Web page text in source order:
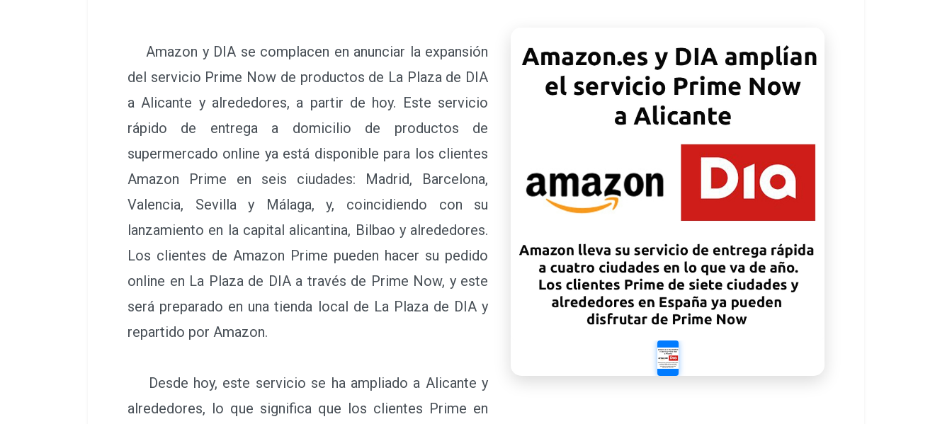
Amazon y DIA se complacen en anunciar la expansión
del servicio Prime Now de productos de La Plaza de DIA
a Alicante y alrededores, a partir de hoy. Este servicio
rápido de entrega a domicilio de productos de
supermercado online ya está disponible para los clientes
Amazon Prime en seis ciudades: Madrid, Barcelona,
Valencia, Sevilla y Málaga, y, coincidiendo con su
lanzamiento en la capital alicantina, Bilbao y alrededores.
Los clientes de Amazon Prime pueden hacer su pedido
online en La Plaza de DIA a través de Prime Now, y este
será preparado en una tienda local de La Plaza de DIA y
repartido por Amazon.
Desde hoy, este servicio se ha ampliado a Alicante y
alrededores, lo que significa que los clientes Prime en